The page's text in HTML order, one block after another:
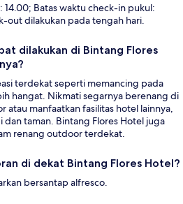
14.00; Batas waktu check-in pukul:
out dilakukan pada tengah hari.
dilakukan di Bintang Flores
terdekat seperti memancing pada
hangat. Nikmati segarnya berenang di
atau manfaatkan fasilitas hotel lainnya,
taman. Bintang Flores Hotel juga
renang outdoor terdekat.
di dekat Bintang Flores Hotel?
bersantap alfresco.